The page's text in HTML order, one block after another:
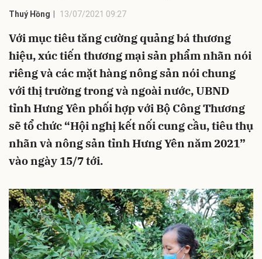
Thuý Hồng 13/07/2021 09:27
Với mục tiêu tăng cường quảng bá thương
hiệu, xúc tiến thương mại sản phẩm nhãn nói
riêng và các mặt hàng nông sản nói chung
với thị trường trong và ngoài nước, UBND
tỉnh Hưng Yên phối hợp với Bộ Công Thương
sẽ tổ chức “Hội nghị kết nối cung cầu, tiêu thụ
nhãn và nông sản tỉnh Hưng Yên năm 2021”
vào ngày 15/7 tới.
Hủy Gửi